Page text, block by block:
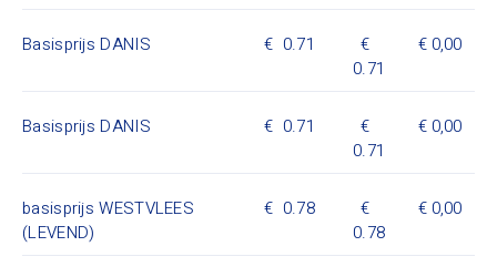
Basisprijs DANIS
0.71
0.71
0,00
Basisprijs DANIS
0.71
0.71
0,00
basisprijs WESTVLEES
(LEVEND)
0.78
0.78
0,00